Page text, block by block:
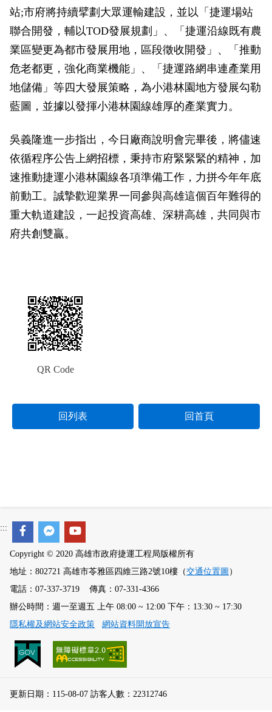
站;市府將持續擘劃大眾運輸建設，並以「捷運場站
聯合開發，輔以TOD發展規劃」、「捷運沿線既有農
業區變更為都市發展用地，區段徵收開發」、「推動
危老都更，強化商業機能」、「捷運路網串連產業用
地儲備」等四大發展策略，為小港林園地方發展勾勒
藍圖，並據以發揮小港林園線雄厚的產業實力。
吳義隆進一步指出，今日廠商說明會完畢後，將儘速
依循程序公告上網招標，秉持市府緊緊緊的精神，加
速推動捷運小港林園線各項準備工作，力拼今年年底
前動工。誠摯歡迎業界一同參與高雄這個百年難得的
重大軌道建設，一起投資高雄、深耕高雄，共同與市
府共創雙贏。
QR Code
回列表 回首頁
:::
Copyright © 2020 高雄市政府捷運工程局版權所有
地址：802721 高雄市苓雅區四維三路2號10樓（交通位置圖 ）
電話：07-337-3719 傳真：07-331-4366
辦公時間：週一至週五 上午 08:00 ~ 12:00 下午：13:30 ~ 17:30
隱私權及網站安全政策
網站資料開放宣告
更新日期：115-08-07 訪客人數：22312746